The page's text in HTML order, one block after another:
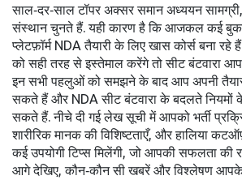
साल‑दर‑साल टॉपर अक्सर समान अध्ययन
संस्थान चुनते हैं. यही कारण है कि आजकल कई
प्लेटफ़ॉर्म NDA तैयारी के लिए खास कोर्स बना
को सही तरह से इस्तेमाल करेंगे तो सीट बंटवारा
इन सभी पहलुओं को समझने के बाद आप अपनी
सकते हैं और NDA सीट बंटवारा के बदलते नियमों
सकते हैं. नीचे दी गई लेख सूची में आपको भर्ती
शारीरिक मानक की विशिष्टताएँ, और हालिया
कई उपयोगी टिप्स मिलेंगी, जो आपकी सफलता की
आगे देखिए, कौन‑कौन सी खबरें और विश्लेषण आपके